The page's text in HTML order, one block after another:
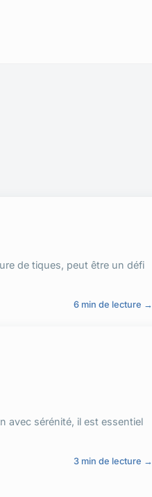
de tiques, peut être un défi
6 min de lecture →
avec sérénité, il est essentiel
3 min de lecture →